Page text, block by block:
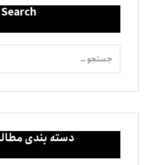
Search
دسته بندی